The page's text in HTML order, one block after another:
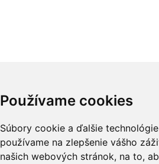
Používame cookies
Súbory cookie a ďalšie
používame na zlepšenie vášho
našich webových stránok, na to,